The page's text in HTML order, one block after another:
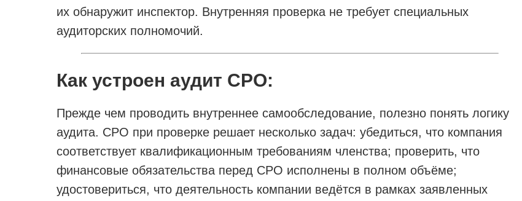
их обнаружит инспектор. Внутренняя проверка не требует специальных
аудиторских полномочий.
Как устроен аудит СРО:
Прежде чем проводить внутреннее самообследование, полезно понять логику
аудита. СРО при проверке решает несколько задач: убедиться, что компания
соответствует квалификационным требованиям членства; проверить, что
финансовые обязательства перед СРО исполнены в полном объёме;
удостовериться, что деятельность компании ведётся в рамках заявленных